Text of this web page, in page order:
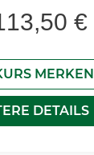
€
MERKEN
DETAILS